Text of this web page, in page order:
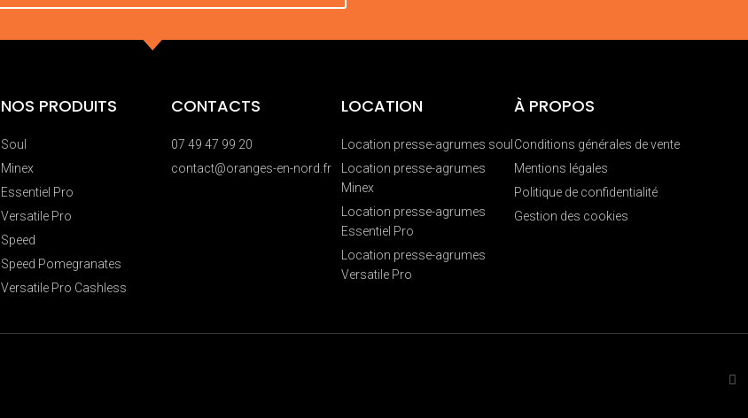
NOS PRODUITS
Soul
Minex
Essentiel Pro
Versatile Pro
Speed
Speed Pomegranates
Versatile Pro Cashless
CONTACTS
07 49 47 99 20
contact@oranges-en-nord.fr
LOCATION
Location presse-agrumes soul
Location presse-agrumes
Minex
Location presse-agrumes
Essentiel Pro
Location presse-agrumes
Versatile Pro
À PROPOS
Conditions générales de vente
Mentions légales
Politique de confidentialité
Gestion des cookies